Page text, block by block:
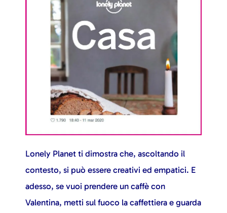
Lonely Planet ti dimostra che, ascoltando il
contesto, si può essere creativi ed empatici. E
adesso, se vuoi prendere un caffè con
Valentina, metti sul fuoco la caffettiera e guarda